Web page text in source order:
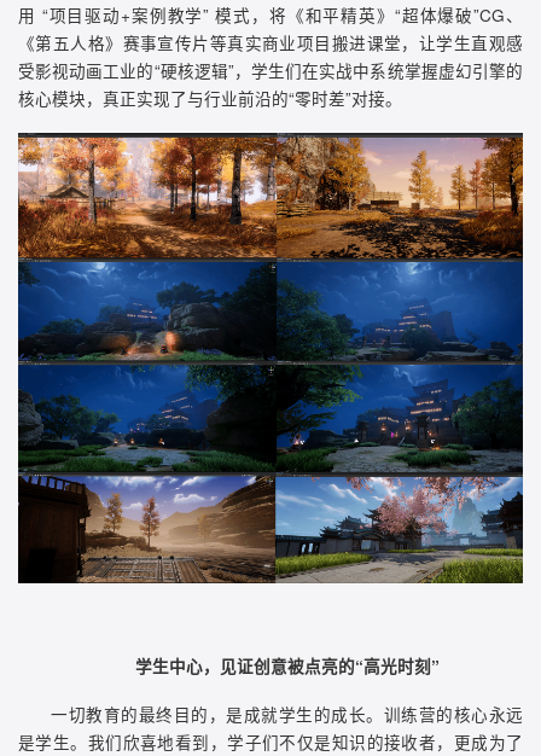
用 “项目驱动+案例教学” 模式，将《和平精英》“超体爆破”CG、
《第五人格》赛事宣传片等真实商业项目搬进课堂，让学生直观感
受影视动画工业的“硬核逻辑”，学生们在实战中系统掌握虚幻引擎的
核心模块，真正实现了与行业前沿的“零时差”对接。
学生中心，见证创意被点亮的“高光时刻”
一切教育的最终目的，是成就学生的成长。训练营的核心永远
是学生。我们欣喜地看到，学子们不仅是知识的接收者，更成为了